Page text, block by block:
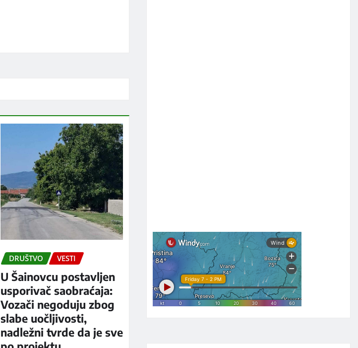
DRUŠTVO VESTI
U Šainovcu postavljen
usporivač saobraćaja:
Vozači negoduju zbog
slabe uočljivosti,
nadležni tvrde da je sve